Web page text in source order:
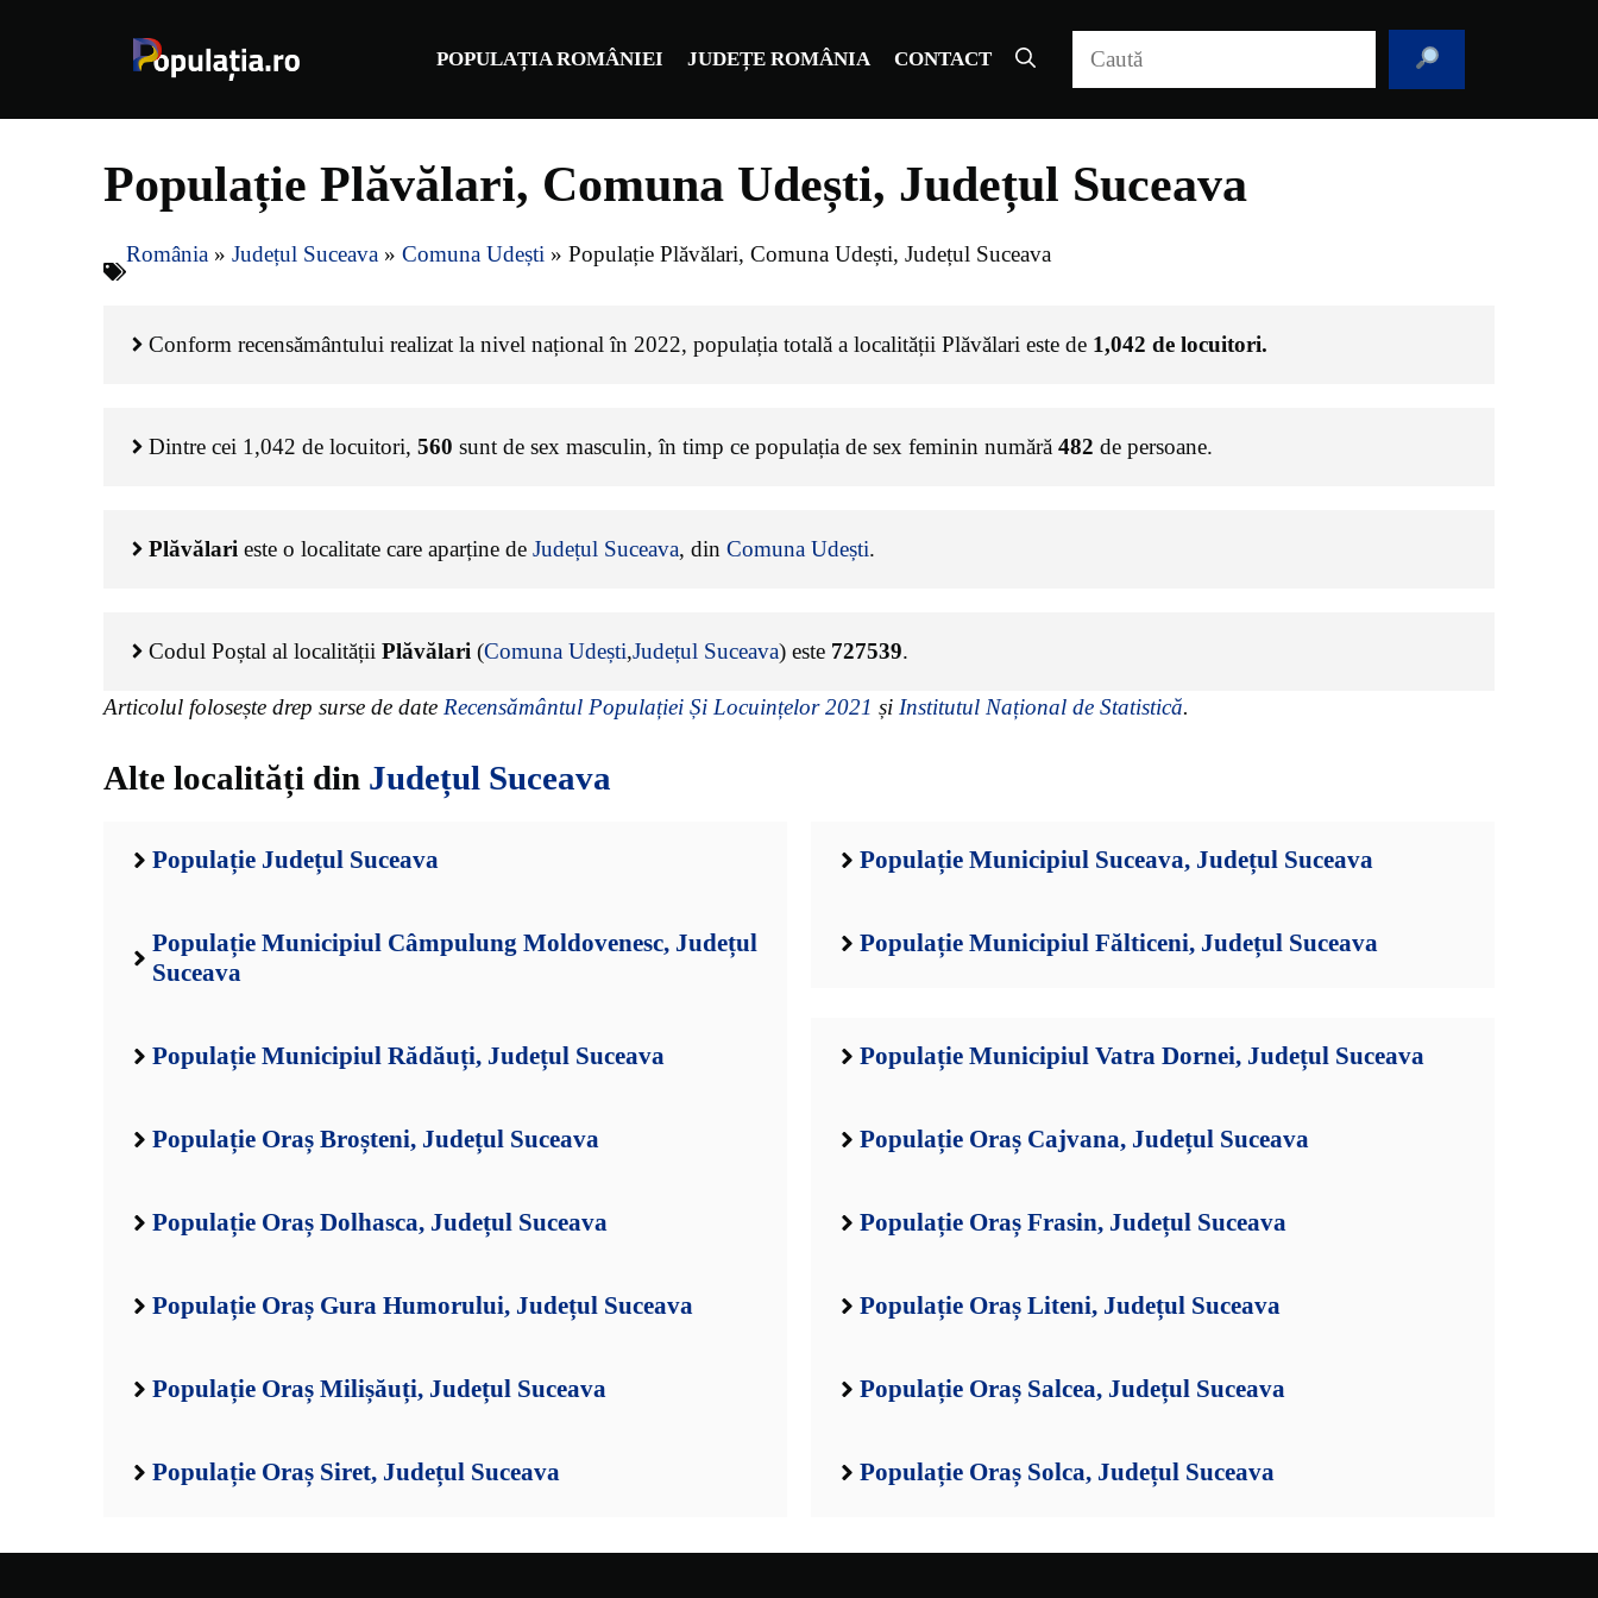
POPULAȚIA ROMÂNIEI JUDEȚE ROMÂNIA CONTACT
Populație Plăvălari, Comuna Udești, Județul Suceava
România » Județul Suceava » Comuna Udești » Populație Plăvălari, Comuna Udești, Județul Suceava
Conform recensământului realizat la nivel național în 2022, populația totală a localității Plăvălari este de 1,042 de locuitori.
Dintre cei 1,042 de locuitori, 560 sunt de sex masculin, în timp ce populația de sex feminin numără 482 de persoane.
Plăvălari este o localitate care aparține de Județul Suceava, din Comuna Udești.
Codul Poștal al localității Plăvălari (Comuna Udești,Județul Suceava) este 727539.
Articolul folosește drep surse de date Recensământul Populației Și Locuințelor 2021 și Institutul Național de Statistică.
Alte localități din Județul Suceava
Populație Județul Suceava Populație Municipiul Suceava, Județul Suceava
Populație Municipiul Câmpulung Moldovenesc, Județul
Suceava
Populație Municipiul Fălticeni, Județul Suceava
Populație Municipiul Rădăuți, Județul Suceava Populație Municipiul Vatra Dornei, Județul Suceava
Populație Oraș Broșteni, Județul Suceava Populație Oraș Cajvana, Județul Suceava
Populație Oraș Dolhasca, Județul Suceava Populație Oraș Frasin, Județul Suceava
Populație Oraș Gura Humorului, Județul Suceava Populație Oraș Liteni, Județul Suceava
Populație Oraș Milișăuți, Județul Suceava Populație Oraș Salcea, Județul Suceava
Populație Oraș Siret, Județul Suceava Populație Oraș Solca, Județul Suceava